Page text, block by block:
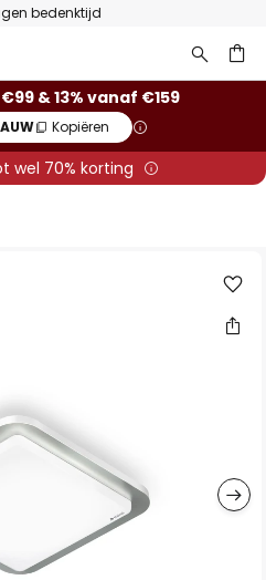
bedenktijd
& 13% vanaf €159
Kopiëren
wel 70% korting